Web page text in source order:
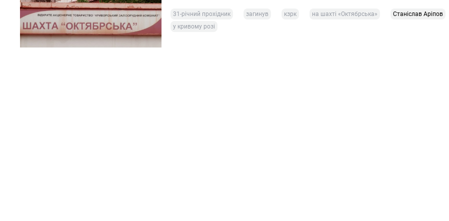
31-річний прохідник загинув кзрк на шахті «Октябрська»
Станіслав Аріпов
у кривому розі